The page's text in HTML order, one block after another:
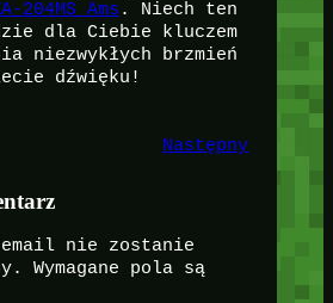
204MS Ams . Niech ten
dla Ciebie kluczem
niezwykłych brzmień
dźwięku!
Następny
nie zostanie
Wymagane pola są